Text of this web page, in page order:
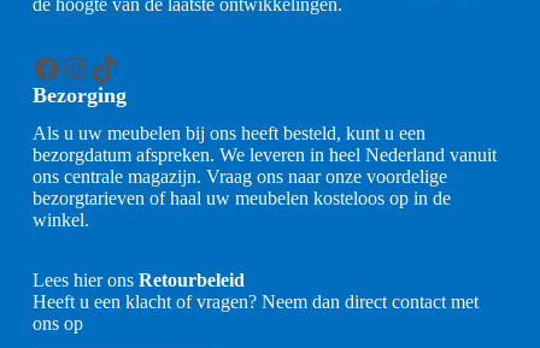
de hoogte van de laatste ontwikkelingen.
Facebook
Instagram
TikTok
Bezorging
Als u uw meubelen bij ons heeft besteld, kunt u een
bezorgdatum afspreken. We leveren in heel Nederland vanuit
ons centrale magazijn. Vraag ons naar onze voordelige
bezorgtarieven of haal uw meubelen kosteloos op in de
winkel.
Lees hier ons Retourbeleid
Heeft u een klacht of vragen? Neem dan direct contact met
ons op